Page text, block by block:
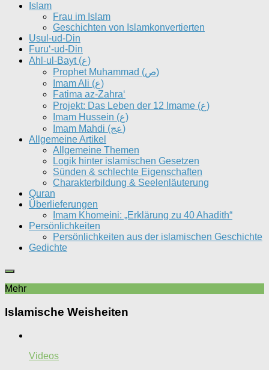
Islam
Frau im Islam
Geschichten von Islamkonvertierten
Usul-ud-Din
Furu‘-ud-Din
Ahl-ul-Bayt (ع)
Prophet Muhammad (ص)
Imam Ali (ع)
Fatima az-Zahra‘
Projekt: Das Leben der 12 Imame (ع)
Imam Hussein (ع)
Imam Mahdi (عج)
Allgemeine Artikel
Allgemeine Themen
Logik hinter islamischen Gesetzen
Sünden & schlechte Eigenschaften
Charakterbildung & Seelenläuterung
Quran
Überlieferungen
Imam Khomeini: „Erklärung zu 40 Ahadith“
Persönlichkeiten
Persönlichkeiten aus der islamischen Geschichte
Gedichte
Mehr
Islamische Weisheiten
Videos